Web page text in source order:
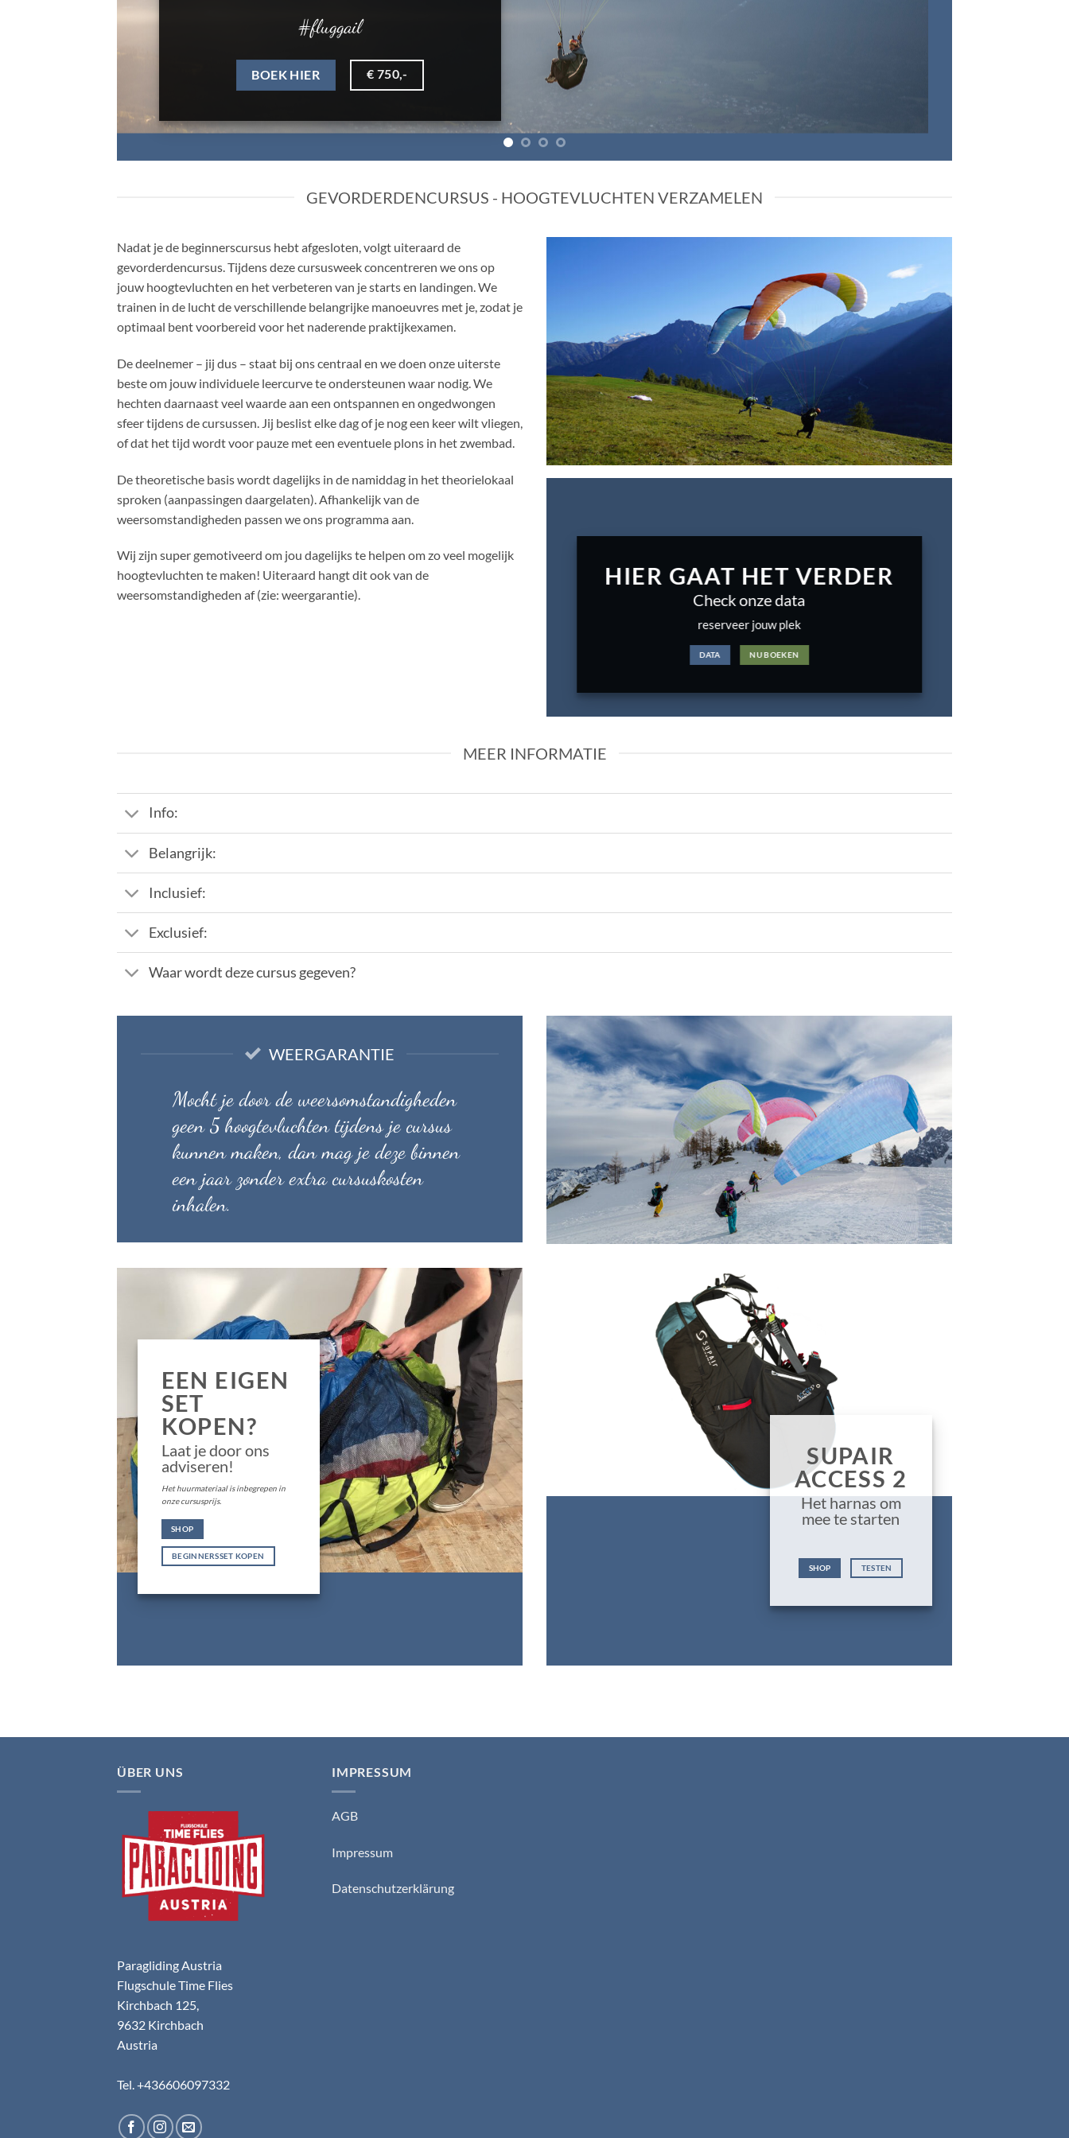
HIER BOEKEN € 750,-
GEVORDERDENCURSUS - HOOGTEVLUCHTEN VERZAMELEN
Nadat je de beginnerscursus hebt afgesloten, volgt uiteraard de
gevorderdencursus. Tijdens deze cursusweek concentreren we ons op
jouw hoogtevluchten en het verbeteren van je starts en landingen. We
trainen in de lucht de verschillende belangrijke manoeuvres met je, zodat je
optimaal bent voorbereid voor het naderende praktijkexamen.
De deelnemer – jij dus – staat bij ons centraal en we doen onze uiterste
beste om jouw individuele leercurve te ondersteunen waar nodig. We
hechten daarnaast veel waarde aan een ontspannen en ongedwongen
sfeer tijdens de cursussen. Jij beslist elke dag of je nog een keer wilt vliegen,
of dat het tijd wordt voor pauze met een eventuele plons in het zwembad.
De theoretische basis wordt dagelijks in de namiddag in het theorielokaal
sproken (aanpassingen daargelaten). Afhankelijk van de
weersomstandigheden passen we ons programma aan.
Wij zijn super gemotiveerd om jou dagelijks te helpen om zo veel mogelijk
hoogtevluchten te maken! Uiteraard hangt dit ook van de
weersomstandigheden af (zie: weergarantie).
HIER GAAT HET VERDER
Check onze data
reserveer jouw plek
DATA NU BOEKEN
MEER INFORMATIE
Info:
Belangrijk:
Inclusief:
Exclusief:
Waar wordt deze cursus gegeven?
WEERGARANTIE
Mocht je door de weersomstandigheden
geen 5 hoogtevluchten tijdens je cursus
kunnen maken, dan mag je deze binnen
een jaar zonder extra cursuskosten
inhalen.
EEN EIGEN
SET
KOPEN?
Laat je door ons
adviseren!
Het huurmateriaal is inbegrepen in
onze cursusprijs.
SHOP
BEGINNERSSET KOPEN
SUPAIR
ACCESS 2
Het harnas om
mee te starten
SHOP TESTEN
ÜBER UNS
Paragliding Austria
Flugschule Time Flies
Kirchbach 125,
9632 Kirchbach
Austria
Tel. +436606097332
IMPRESSUM
AGB
Impressum
Datenschutzerklärung